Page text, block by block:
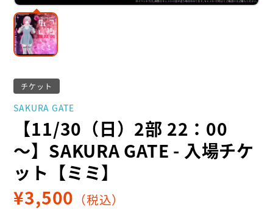
チケット
SAKURA GATE
【11/30（日）2部 22：00
～】SAKURA GATE - 入場チケ
ット【ミミ】
¥3,500 （税込）